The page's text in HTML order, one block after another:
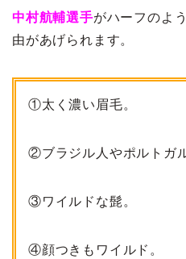
中村航輔選手がハーフのよ
由があげられます。
①太く濃い眉毛。
②ブラジル人やポルトガ
③ワイルドな髭。
④顔つきもワイルド。